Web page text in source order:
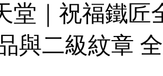
堂｜祝福鐵匠
與二級紋章